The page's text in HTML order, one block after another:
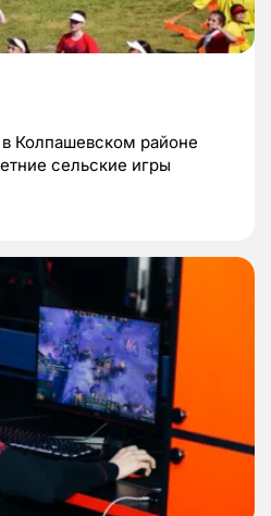
Колпашевском районе
сельские игры